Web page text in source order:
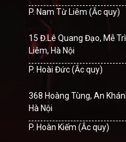
P. Nam Từ Liêm (Ắc quy)
15 Đ.Lê Quang Đạo, Mễ
Liêm, Hà Nội
P. Hoài Đức (Ắc quy)
368 Hoàng Tùng, An
Hà Nội
P. Hoàn Kiếm (Ắc quy)